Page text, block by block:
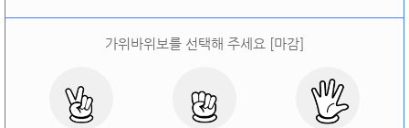
가위바위보를 선택해 주세요 [마감]